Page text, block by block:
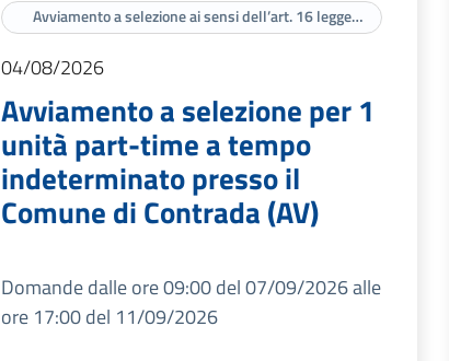
Avviamento a selezione ai sensi dell’art. 16 legge
56/87
04/08/2026
Avviamento a selezione per 1
unità part-time a tempo
indeterminato presso il
Comune di Contrada (AV)
Domande dalle ore 09:00 del 07/09/2026 alle
ore 17:00 del 11/09/2026